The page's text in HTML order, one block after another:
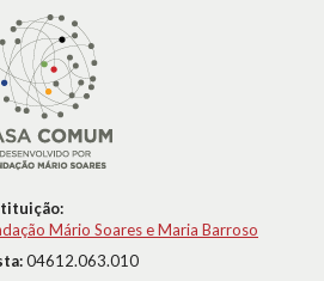
Mário Soares e Maria Barroso
04612.063.010